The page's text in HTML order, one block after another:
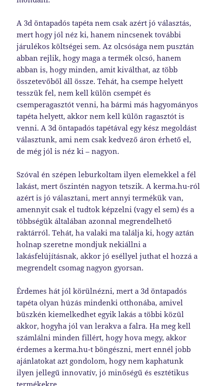
A 3d öntapadós tapéta nem csak azért jó választás,
mert hogy jól néz ki, hanem nincsenek további
járulékos költségei sem. Az olcsósága nem pusztán
abban rejlik, hogy maga a termék olcsó, hanem
abban is, hogy minden, amit kiválthat, az több
összetevőből áll össze. Tehát, ha csempe helyett
tesszük fel, nem kell külön csempét és
csemperagasztót venni, ha bármi más hagyományos
tapéta helyett, akkor nem kell külön ragasztót is
venni. A 3d öntapadós tapétával egy kész megoldást
választunk, ami nem csak kedvező áron érhető el,
de még jól is néz ki – nagyon.
Szóval én szépen leburkoltam ilyen elemekkel a fél
lakást, mert őszintén nagyon tetszik. A kerma.hu-ról
azért is jó választani, mert annyi termékük van,
amennyit csak el tudtok képzelni (vagy el sem) és a
többségük általában azonnal megrendelhető
raktárról. Tehát, ha valaki ma találja ki, hogy aztán
holnap szeretne mondjuk nekiállni a
lakásfelújításnak, akkor jó eséllyel juthat el hozzá a
megrendelt csomag nagyon gyorsan.
Érdemes hát jól körülnézni, mert a 3d öntapadós
tapéta olyan húzás mindenki otthonába, amivel
büszkén kiemelkedhet egyik lakás a többi közül
akkor, hogyha jól van lerakva a falra. Ha meg kell
számlálni minden fillért, hogy hova megy, akkor
érdemes a kerma.hu-t böngészni, mert ennél jobb
ajánlatokat azt gondolom, hogy nem kaphatunk
ilyen jellegű innovatív, jó minőségű és esztétikus